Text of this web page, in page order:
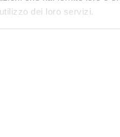
dei loro servizi.
Inim
S’inscrire ou se
S’identifier pour
Connectez‑vous